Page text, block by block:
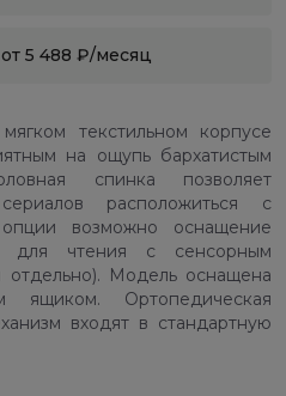
5 488 ₽/месяц
текстильном корпусе
на ощупь бархатистым
спинка позволяет
расположиться с
возможно оснащение
для чтения с сенсорным
отдельно). Модель оснащена
ящиком. Ортопедическая
входят в стандартную